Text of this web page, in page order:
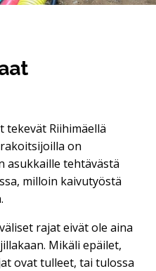
tekevät Riihimäellä
on
asukkaille tehtävästä
milloin kaivutyöstä
rajat eivät ole aina
Mikäli epäilet,
ovat tulleet, tai tulossa